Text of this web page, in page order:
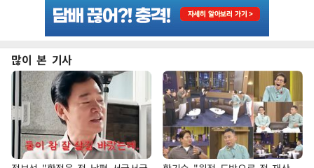
많이 본 기사